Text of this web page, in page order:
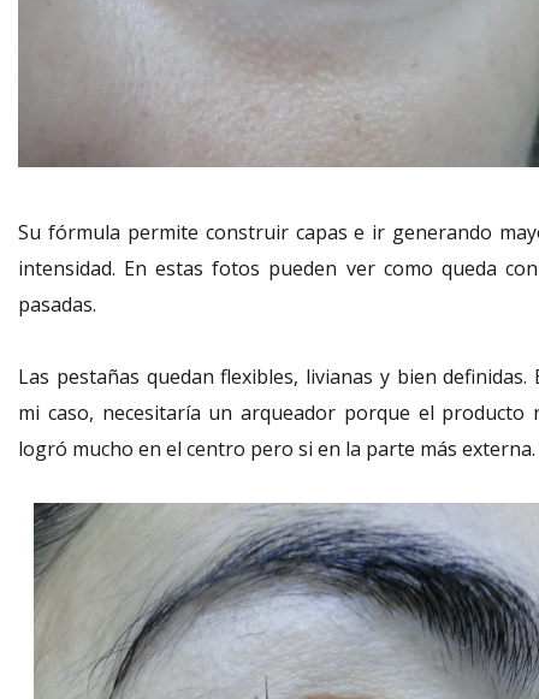
Su fórmula permite construir capas e ir generando
intensidad. En estas fotos pueden ver como queda
pasadas.
Las pestañas quedan flexibles, livianas y bien definidas.
mi caso, necesitaría un arqueador porque el producto
logró mucho en el centro pero si en la parte más externa.